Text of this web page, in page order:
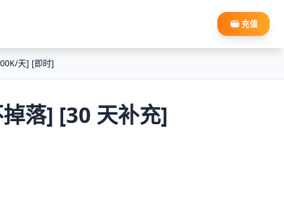
充值
天] [即时]
落] [30 天补充]